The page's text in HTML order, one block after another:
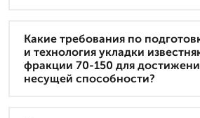
Какие требования по
и технология укладки
фракции 70-150 для
несущей способности?